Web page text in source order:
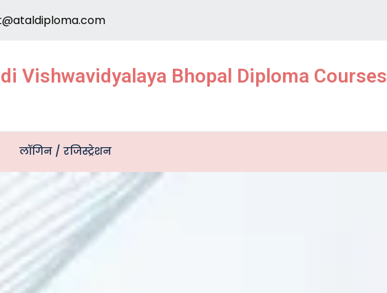
Vishwavidyalaya Bhopal Diploma Courses
लॉगिन / रजिस्ट्रेशन